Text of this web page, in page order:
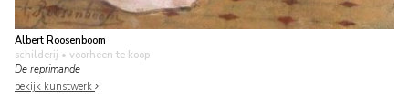
Albert Roosenboom
schilderij • voorheen te koop
De reprimande
bekijk kunstwerk